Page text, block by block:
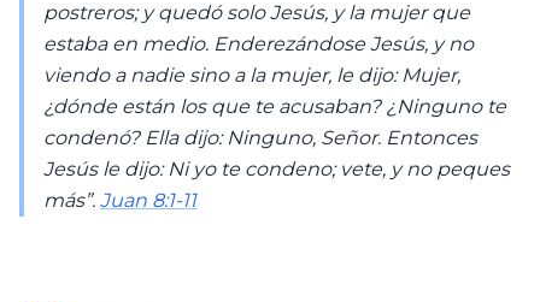
postreros; y quedó solo Jesús, y la mujer que
estaba en medio. Enderezándose Jesús, y no
viendo a nadie sino a la mujer, le dijo: Mujer,
¿dónde están los que te acusaban? ¿Ninguno te
condenó? Ella dijo: Ninguno, Señor. Entonces
Jesús le dijo: Ni yo te condeno; vete, y no peques
más”. Juan 8:1-11